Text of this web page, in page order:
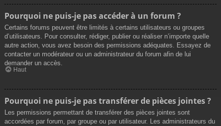
Pourquoi ne puis-je pas accéder à un forum ?
Certains forums peuvent être limités à certains utilisateurs ou groupes
d’utilisateurs. Pour consulter, rédiger, publier ou réaliser n’importe quelle
autre action, vous avez besoin des permissions adéquates. Essayez de
contacter un modérateur ou un administrateur du forum afin de lui
demander un accès.
Haut
Pourquoi ne puis-je pas transférer de pièces jointes ?
Les permissions permettant de transférer des pièces jointes sont
accordées par forum, par groupe ou par utilisateur. Les administrateurs du